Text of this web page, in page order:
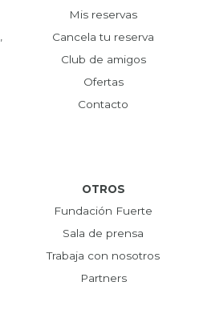
Mis reservas
Cancela tu reserva
Club de amigos
Ofertas
Contacto
OTROS
Fundación Fuerte
Sala de prensa
Trabaja con nosotros
Partners